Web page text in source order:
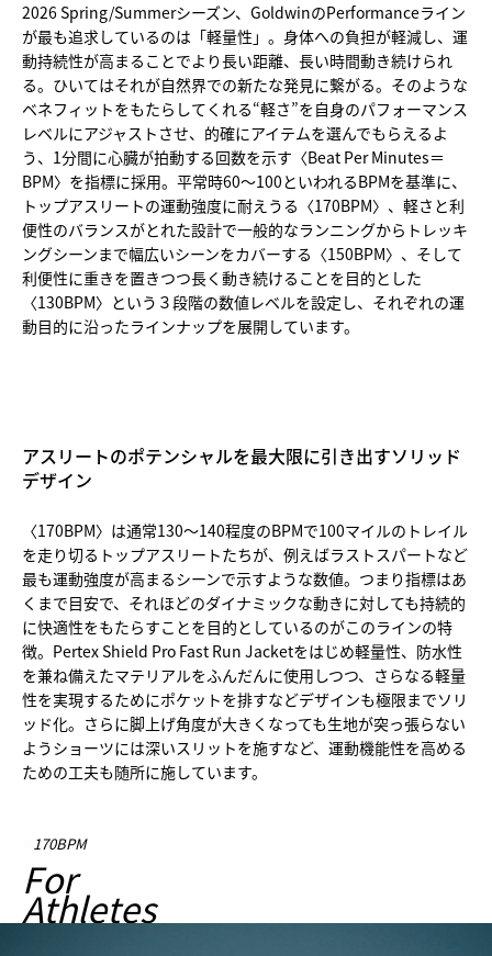
2026 Spring/Summerシーズン、GoldwinのPerformanceライン
が最も追求しているのは「軽量性」。身体への負担が軽減し、運
動持続性が高まることでより長い距離、長い時間動き続けられ
る。ひいてはそれが自然界での新たな発見に繋がる。そのような
ベネフィットをもたらしてくれる“軽さ”を自身のパフォーマンス
レベルにアジャストさせ、的確にアイテムを選んでもらえるよ
う、1分間に心臓が拍動する回数を示す〈Beat Per Minutes＝
BPM〉を指標に採用。平常時60～100といわれるBPMを基準に、
トップアスリートの運動強度に耐えうる〈170BPM〉、軽さと利
便性のバランスがとれた設計で一般的なランニングからトレッキ
ングシーンまで幅広いシーンをカバーする〈150BPM〉、そして
利便性に重きを置きつつ長く動き続けることを目的とした
〈130BPM〉という３段階の数値レベルを設定し、それぞれの運
動目的に沿ったラインナップを展開しています。
アスリートのポテンシャルを最大限に引き出すソリッド
デザイン
〈170BPM〉は通常130～140程度のBPMで100マイルのトレイル
を走り切るトップアスリートたちが、例えばラストスパートなど
最も運動強度が高まるシーンで示すような数値。つまり指標はあ
くまで目安で、それほどのダイナミックな動きに対しても持続的
に快適性をもたらすことを目的としているのがこのラインの特
徴。Pertex Shield Pro Fast Run Jacketをはじめ軽量性、防水性
を兼ね備えたマテリアルをふんだんに使用しつつ、さらなる軽量
性を実現するためにポケットを排すなどデザインも極限までソリ
ッド化。さらに脚上げ角度が大きくなっても生地が突っ張らない
ようショーツには深いスリットを施すなど、運動機能性を高める
ための工夫も随所に施しています。
170BPM
For
Athletes